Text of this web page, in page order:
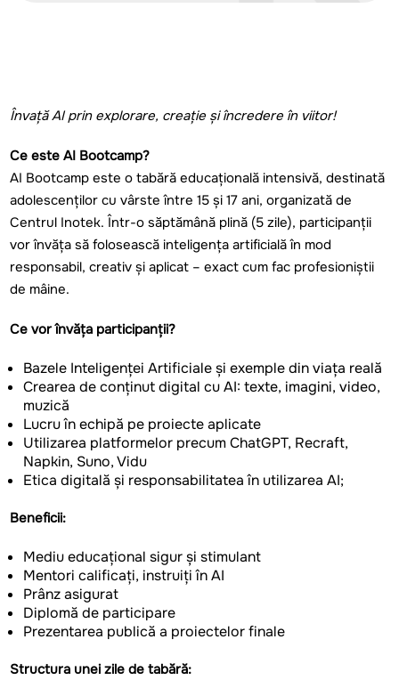
ÎnvațăAIprin explorare, creație și încredere în viitor!
Ceeste AI Bootcamp?
AI Bootcampeste otabără educațională intensivă,destinată
adolescenților cuvârste între 15și 17 ani,organizată de
Centrul Inotek. Într-osăptămână plină (5zile), participanții
vor învăța să folosească inteligența artificială în mod
responsabil,creativ și aplicat – exact cum fac profesioniștii
de mâine.
Cevor învăța participanții?
Bazele Inteligenței Artificiale și exempledinviața reală
Crearea deconținutdigital cu AI:texte, imagini, video,
muzică
Lucru în echipă pe proiecte aplicate
Utilizarea platformelor precumChatGPT, Recraft,
Napkin, Suno, Vidu
Etica digitală și responsabilitatea în utilizarea AI;
Beneficii:
Mediu educațional sigur și stimulant
Mentori calificați, instruiți înAI
Prânz asigurat
Diplomă de participare
Prezentarea publică a proiectelorfinale
Structura unei zile detabără: